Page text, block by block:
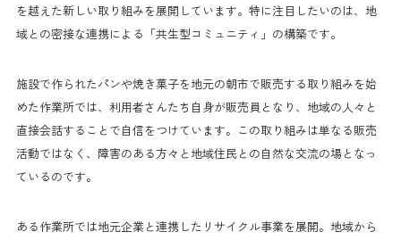
を越えた新しい取り組みを展開しています。特に注目したいのは、地
域との密接な連携による「共生型コミュニティ」の構築です。
施設で作られたパンや焼き菓子を地元の朝市で販売する取り組みを始
めた作業所では、利用者さんたち自身が販売員となり、地域の人々と
直接会話することで自信をつけています。この取り組みは単なる販売
活動ではなく、障害のある方々と地域住民との自然な交流の場となっ
ているのです。
ある作業所では地元企業と連携したリサイクル事業を展開。地域から